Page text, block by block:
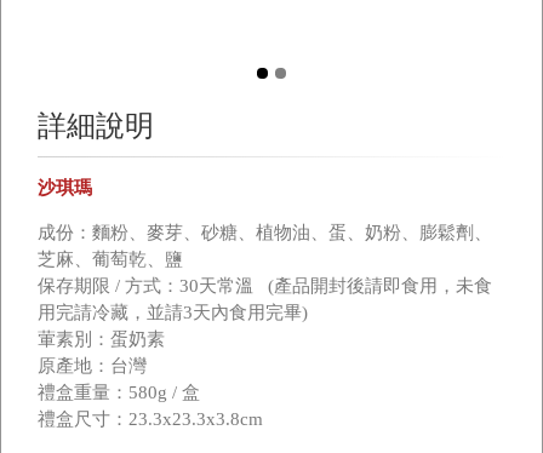
詳細說明
沙琪瑪
成份：麵粉、麥芽、砂糖、植物油、蛋、奶粉、膨鬆劑、
芝麻、葡萄乾、鹽
保存期限 / 方式：30天常溫 (產品開封後請即食用，未食
用完請冷藏，並請3天內食用完畢)
葷素別：蛋奶素
原產地：台灣
禮盒重量：580g / 盒
禮盒尺寸：23.3x23.3x3.8cm